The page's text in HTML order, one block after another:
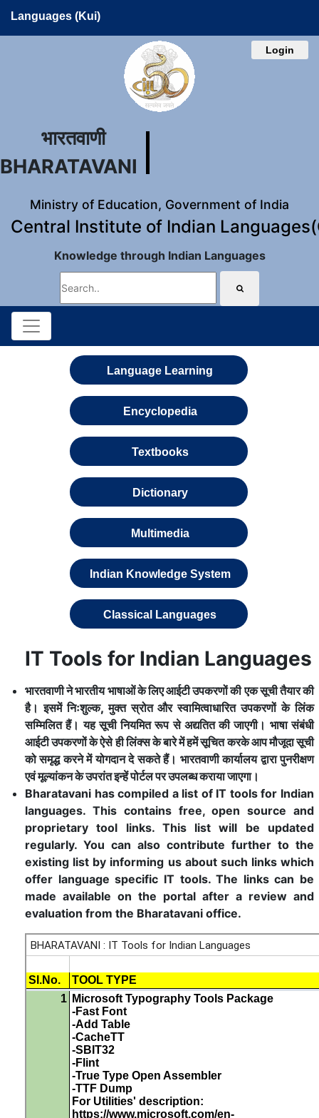
Languages (Kui)
Login
भारतवाणी
BHARATAVANI
Ministry of Education, Government of India
Central Institute of Indian
Knowledge through Indian Languages
Language Learning
Encyclopedia
Textbooks
Dictionary
Multimedia
Indian Knowledge System
Classical Languages
IT Tools for Indian Languages
भारतवाणी ने भारतीय भाषाओं के लिए आईटी उपकरणों की एक सूची तैयार की
है। इसमें निःशुल्क, मुक्त स्रोत और स्वामित्वाधारित उपकरणों के लिंक
सम्मिलित हैं। यह सूची नियमित रूप से अद्यतित की जाएगी। भाषा संबंधी
आईटी उपकरणों के ऐसे ही लिंक्स के बारे में हमें सूचित करके आप मौजूदा सूची
को समृद्ध करने में योगदान दे सकते हैं। भारतवाणी कार्यालय द्वारा पुनरीक्षण
एवं मूल्यांकन के उपरांत इन्हें पोर्टल पर उपलब्ध कराया जाएगा।
Bharatavani has compiled a list of IT tools for Indian
languages. This contains free, open source and
proprietary tool links. This list will be updated
regularly. You can also contribute further to the
existing list by informing us about such links which
offer language specific IT tools. The links can be
made available on the portal after a review and
evaluation from the Bharatavani office.